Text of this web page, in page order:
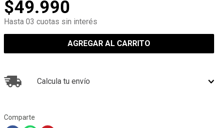
$49.990
Hasta 03 cuotas sin interés
AGREGAR AL CARRITO
Calcula tu envío
Comparte